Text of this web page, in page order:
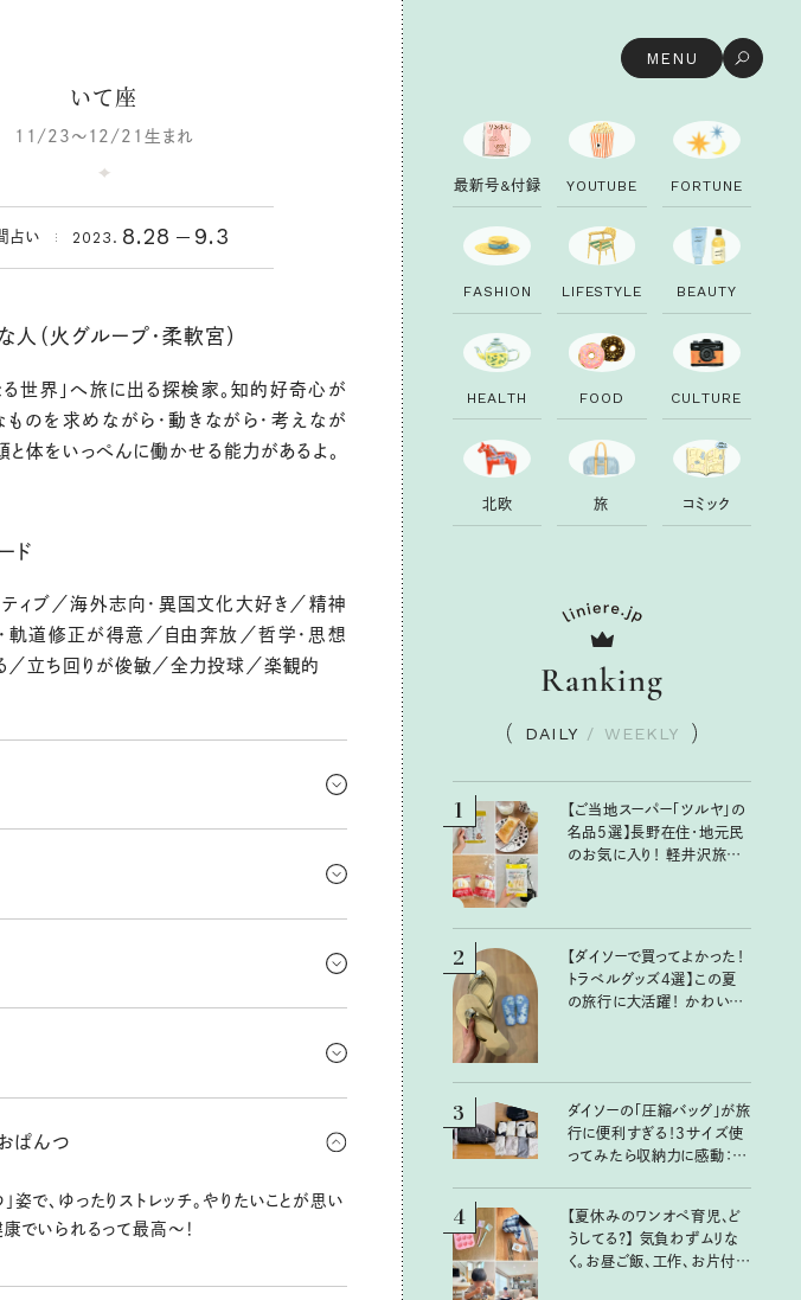
MENU
いて座
11/23～12/21生まれ
占い 2023. 8.28 9.3
人（火グループ・柔軟宮）
る世界」へ旅に出る探検家。知的好奇心が
ものを求めながら・動きながら・考えなが
と体をいっぺんに働かせる能力があるよ。
ド
ィブ／海外志向・異国文化大好き／精神
軌道修正が得意／自由奔放／哲学・思想
／立ち回りが俊敏／全力投球／楽観的
すいので要注意。言葉にも気をつけてね。
振り回されないよーに、様子を見ながら距離を
ッ！締めつけすぎは逆効果なので、ほどほど
も軽く頭もクリアに☆ より健康で均整のとれた
ぱんつ
姿で、ゆったりストレッチ。やりたいことが思い
康でいられるって最高〜！
最新号&付録 YO UTU B E FO RTU N E
FAS H I O N LI FESTYLE B EAUTY
H EALTH FO O D CU LTU RE
北欧 旅 コ ミ ック
Ranking
DAILY / WEEKLY
1
【ご当地スーパー「ツルヤ」の
名品5選】長野在住・地元民
のお気に入り！ 軽井沢旅の
2
【ダイソーで買ってよかった！
トラベルグッズ4選】この夏
の旅行に大活躍！ かわいく
3
ダイソーの「圧縮バッグ」が旅
行に便利すぎる！3サイズ使
ってみたら収納力に感動：
4
【夏休みのワンオペ育児、ど
うしてる？】 気負わずムリな
く。お昼ご飯、工作、お片付け